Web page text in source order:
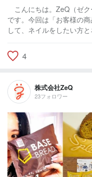
こんにちは。ZeQ（ゼ
です。今回は「お客様の
して、ネイルをしたい方
4
株式会社ZeQ
23フォロワー